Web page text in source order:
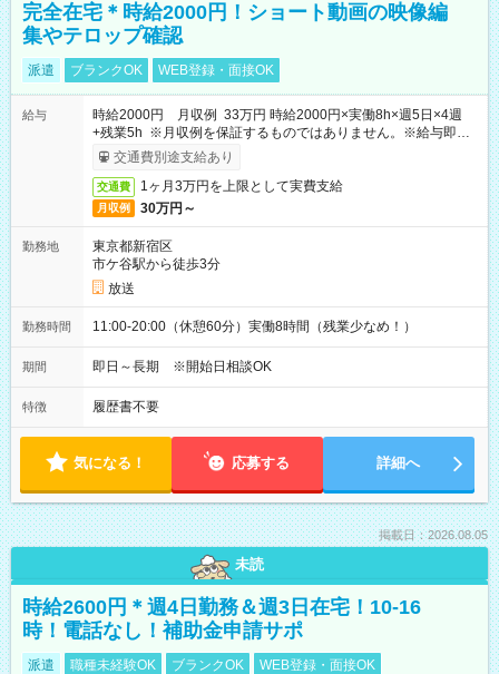
完全在宅＊時給2000円！ショート動画の映像編
集やテロップ確認
派遣 ブランクOK WEB登録・面接OK
給与
時給2000円 月収例 33万円 時給2000円×実働8h×週5日×4週
+残業5h ※月収例を保証するものではありません。※給与即受
取りサービス利用可（利用条件有）
交通費別途支給あり
交通費 1ヶ月3万円を上限として実費支給
月収例 30万円～
勤務地
東京都新宿区
市ケ谷駅から徒歩3分
放送
勤務時間 11:00-20:00（休憩60分）実働8時間（残業少なめ！）
期間 即日～長期 ※開始日相談OK
特徴 履歴書不要
気になる！ 応募する 詳細へ
掲載日：2026.08.05
未読
時給2600円＊週4日勤務＆週3日在宅！10-16
時！電話なし！補助金申請サポ
派遣 職種未経験OK ブランクOK WEB登録・面接OK